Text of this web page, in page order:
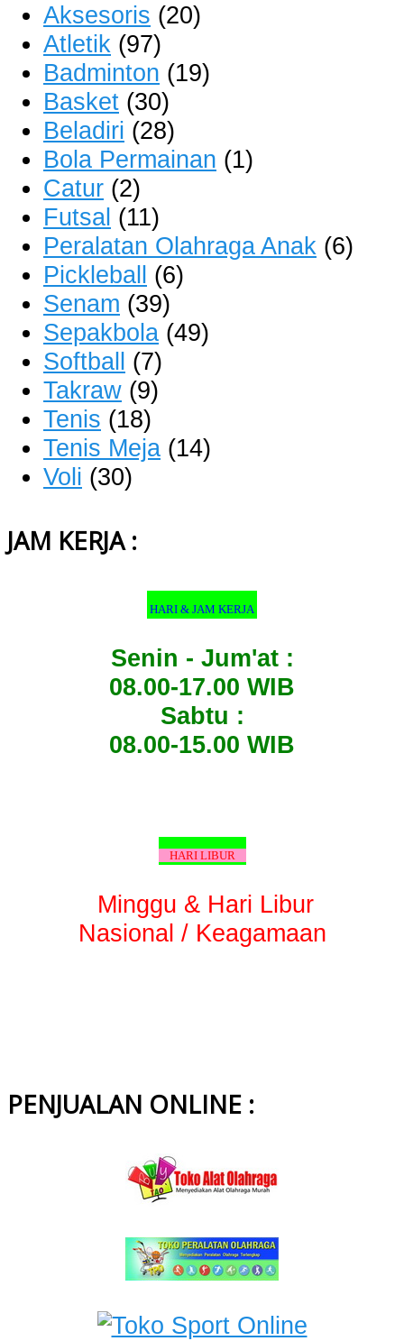
Aksesoris (20)
Atletik (97)
Badminton (19)
Basket (30)
Beladiri (28)
Bola Permainan (1)
Catur (2)
Futsal (11)
Peralatan Olahraga Anak (6)
Pickleball (6)
Senam (39)
Sepakbola (49)
Softball (7)
Takraw (9)
Tenis (18)
Tenis Meja (14)
Voli (30)
JAM KERJA :
HARI & JAM KERJA
Senin - Jum'at :
08.00-17.00 WIB
Sabtu :
08.00-15.00 WIB
HARI LIBUR
Minggu & Hari Libur
Nasional / Keagamaan
PENJUALAN ONLINE :